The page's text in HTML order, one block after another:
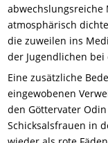
atmosphärisch
die zuweilen ins
der Jugendlichen
Eine zusätzliche
eingewobenen
den Göttervater
Schicksalsfrauen in